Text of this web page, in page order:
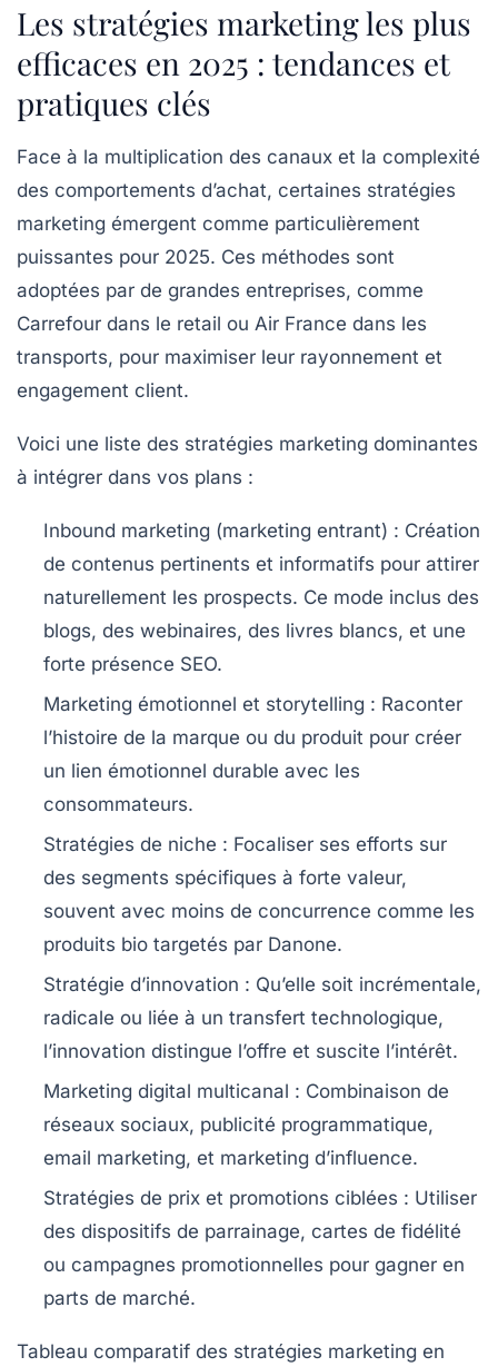
Les stratégies marketing les plus
efficaces en 2025 : tendances et
pratiques clés
Face à la multiplication des canaux et la complexité
des comportements d’achat, certaines stratégies
marketing émergent comme particulièrement
puissantes pour 2025. Ces méthodes sont
adoptées par de grandes entreprises, comme
Carrefour dans le retail ou Air France dans les
transports, pour maximiser leur rayonnement et
engagement client.
Voici une liste des stratégies marketing dominantes
à intégrer dans vos plans :
Inbound marketing (marketing entrant) : Création
de contenus pertinents et informatifs pour attirer
naturellement les prospects. Ce mode inclus des
blogs, des webinaires, des livres blancs, et une
forte présence SEO.
Marketing émotionnel et storytelling : Raconter
l’histoire de la marque ou du produit pour créer
un lien émotionnel durable avec les
consommateurs.
Stratégies de niche : Focaliser ses efforts sur
des segments spécifiques à forte valeur,
souvent avec moins de concurrence comme les
produits bio targetés par Danone.
Stratégie d’innovation : Qu’elle soit incrémentale,
radicale ou liée à un transfert technologique,
l’innovation distingue l’offre et suscite l’intérêt.
Marketing digital multicanal : Combinaison de
réseaux sociaux, publicité programmatique,
email marketing, et marketing d’influence.
Stratégies de prix et promotions ciblées : Utiliser
des dispositifs de parrainage, cartes de fidélité
ou campagnes promotionnelles pour gagner en
parts de marché.
Tableau comparatif des stratégies marketing en